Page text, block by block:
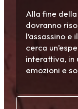
Alla fine
dovranno
l’assassino
cerca
interattiva, in
emozioni e